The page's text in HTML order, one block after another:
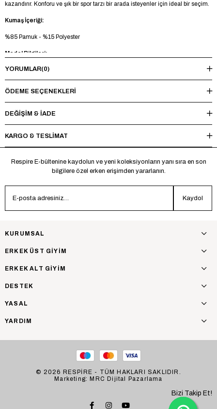
kazandırır. Konforu ve şık bir spor tarzı bir arada isteyenler için ideal bir seçim.
Kumaş İçeriği:
%85 Pamuk - %15 Polyester
Model Bilgileri:
Boy 188 cm - Kilo 85 kg - Manken üzerinde L beden mevcuttur.
Yıkama Talimatı:
Maksimum 30°C’de tersten yıkayınız, ağartıcı ve kurutucu kullanmayınız.
Ütüleme sırasında baskı ve nakışlı bölgelere doğrudan ısı uygulamaktan
*Made in Türkiye
YORUMLAR(0)
ÖDEME SEÇENEKLERI
DEĞİŞİM & İADE
KARGO & TESLİMAT
Respire E-bültenine kaydolun ve yeni koleksiyonların yanı sıra en son
bilgilere özel erken erişimden yararlanın.
Kaydol
KURUMSAL
ERKEK ÜST GİYİM
ERKEK ALT GİYİM
DESTEK
YASAL
YARDIM
© 2026 RESPİRE - TÜM HAKLARI SAKLIDIR.
Marketing: MRC Dijital Pazarlama
Bizi Takip Et!